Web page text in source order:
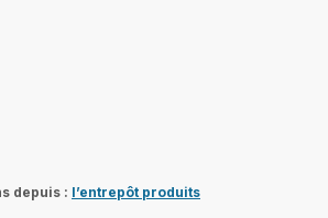
depuis : l’entrepôt produits